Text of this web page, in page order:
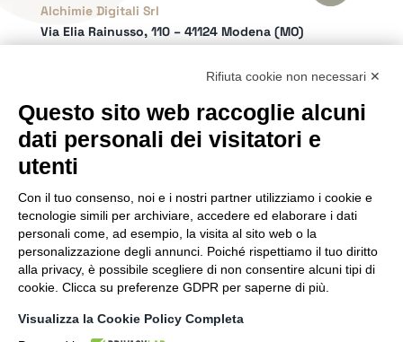
Alchimie Digitali Srl
Via Elia Rainusso, 110 – 41124 Modena (MO)
REA Modena 01/02/2005 N. 346879
Email:info@netly.it
PEC:alchimiedigitali@pec.adigitali.it
Sitemap
SEGUICI SUI SOCIAL
SIAMO PARTNER DI
Rifiuta cookie non necessari ✕
Questo sito web raccoglie alcuni
dati personali dei visitatori e
utenti
Con il tuo consenso, noi e i nostri partner utilizziamo i cookie e
tecnologie simili per archiviare, accedere ed elaborare i dati
personali come, ad esempio, la visita al sito web o la
personalizzazione degli annunci. Poiché rispettiamo il tuo diritto
alla privacy, è possibile scegliere di non consentire alcuni tipi di
cookie. Clicca su preferenze GDPR per saperne di più.
Visualizza la Cookie Policy Completa